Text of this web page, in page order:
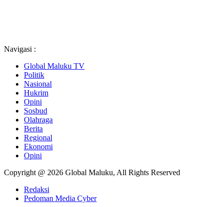
Navigasi :
Global Maluku TV
Politik
Nasional
Hukrim
Opini
Sosbud
Olahraga
Berita
Regional
Ekonomi
Opini
Copyright @ 2026 Global Maluku, All Rights Reserved
Redaksi
Pedoman Media Cyber